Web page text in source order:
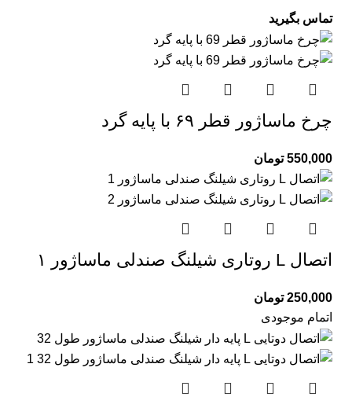
تماس بگیرید
چرخ ماساژور قطر ۶۹ با پایه گرد
550,000 تومان
اتصال L روتاری شیلنگ صندلی ماساژور ۱
250,000 تومان
اتمام موجودی